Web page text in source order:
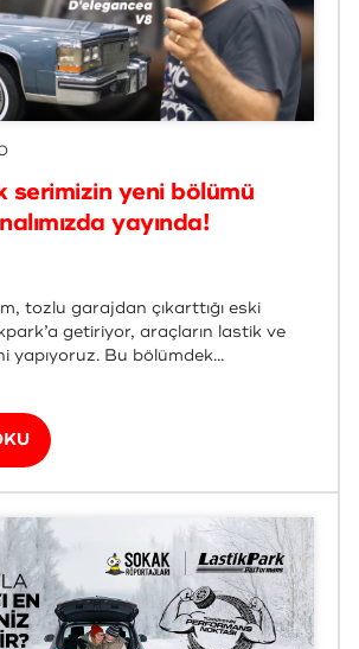
serimizin yeni bölümü
yayında!
tozlu garajdan çıkarttığı eski
getiriyor, araçların lastik ve
yapıyoruz. Bu bölümdek...